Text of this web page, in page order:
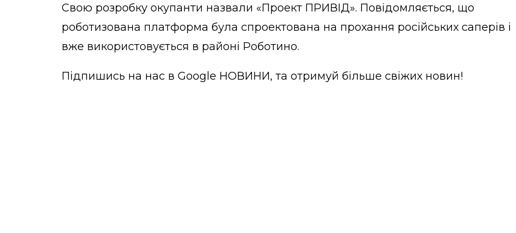
Свою розробку окупанти назвали «Проект ПРИВІД». Повідомляється, що
роботизована платформа була спроектована на прохання російських саперів і
вже використовується в районі Роботино.
Підпишись на нас в Google НОВИНИ, та отримуй більше свіжих новин!